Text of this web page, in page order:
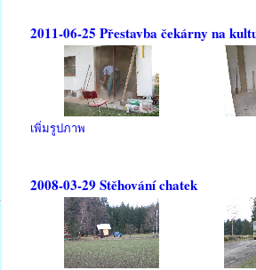
2011-06-25 Přestavba čekárny na
เพิ่มรูปภาพ
2008-03-29 Stěhování chatek